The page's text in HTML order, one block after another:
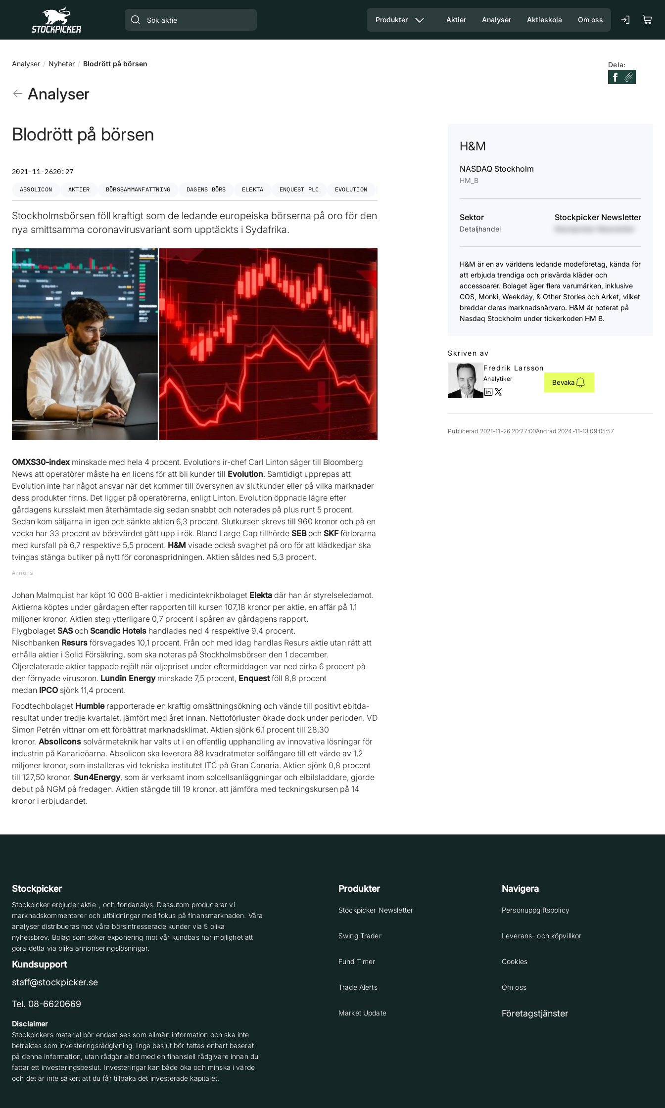
Gå till huvudinnehåll
Produkter Aktier Analyser Aktieskola Om oss
Analyser Nyheter Blodrött på börsen Dela:
Analyser
Blodrött på börsen
2021-11-2620:27
ABSOLICON AKTIER BÖRSSAMMANFATTNING DAGENS BÖRS ELEKTA ENQUEST PLC EVOLUTION
Stockholmsbörsen föll kraftigt som de ledande europeiska börserna på oro för den
nya smittsamma coronavirusvariant som upptäckts i Sydafrika.
OMXS30-index minskade med hela 4 procent. Evolutions ir-chef Carl Linton säger till Bloomberg
News att operatörer måste ha en licens för att bli kunder till Evolution. Samtidigt upprepas att
Evolution inte har något ansvar när det kommer till översynen av slutkunder eller på vilka marknader
dess produkter finns. Det ligger på operatörerna, enligt Linton. Evolution öppnade lägre efter
gårdagens kursslakt men återhämtade sig sedan snabbt och noterades på plus runt 5 procent.
Sedan kom säljarna in igen och sänkte aktien 6,3 procent. Slutkursen skrevs till 960 kronor och på en
vecka har 33 procent av börsvärdet gått upp i rök. Bland Large Cap tillhörde SEBoch SKFförlorarna
med kursfall på 6,7 respektive 5,5 procent. H&M visade också svaghet på oro för att klädkedjan ska
tvingas stänga butiker på nytt för coronaspridningen. Aktien såldes ned 5,3 procent.
Annons
Johan Malmquist har köpt 10 000 B-aktier i medicinteknikbolaget Elekta där han är styrelseledamot.
Aktierna köptes under gårdagen efter rapporten till kursen 107,18 kronor per aktie, en affär på 1,1
miljoner kronor. Aktien steg ytterligare 0,7 procent i spåren av gårdagens rapport.
Flygbolaget SASoch Scandic Hotels handlades ned 4 respektive 9,4 procent.
Nischbanken Resurs försvagades 10,1 procent. Från och med idag handlas Resurs aktie utan rätt att
erhålla aktier i Solid Försäkring, som ska noteras på Stockholmsbörsen den 1 december.
Oljerelaterade aktier tappade rejält när oljepriset under eftermiddagen var ned cirka 6 procent på
den förnyade virusoron. Lundin Energyminskade 7,5 procent, Enquestföll 8,8 procent
medan IPCO sjönk 11,4 procent.
Foodtechbolaget Humblerapporterade en kraftig omsättningsökning och vände till positivt ebitda-
resultat under tredje kvartalet, jämfört med året innan. Nettoförlusten ökade dock under perioden. VD
Simon Petrén vittnar om ett förbättrat marknadsklimat. Aktien sjönk 6,1 procent till 28,30
kronor. Absolicons solvärmeteknik har valts ut i en offentlig upphandling av innovativa lösningar för
industrin på Kanarieöarna. Absolicon ska leverera 88 kvadratmeter solfångare till ett värde av 1,2
miljoner kronor, som installeras vid tekniska institutet ITC på Gran Canaria. Aktien sjönk 0,8 procent
till 127,50 kronor. Sun4Energy, som är verksamt inom solcellsanläggningar och elbilsladdare, gjorde
debut på NGM på fredagen. Aktien stängde till 19 kronor, att jämföra med teckningskursen på 14
kronor i erbjudandet.
H&M
NASDAQ Stockholm
HM_B
Sektor
Detaljhandel
Stockpicker Newsletter
H&M är en av världens ledande modeföretag, kända för
att erbjuda trendiga och prisvärda kläder och
accessoarer. Bolaget äger flera varumärken, inklusive
COS, Monki, Weekday, & Other Stories och Arket, vilket
breddar deras marknadsnärvaro. H&M är noterat på
Nasdaq Stockholm under tickerkoden HM B.​
Skriven av
Fredrik Larsson
Analytiker Bevaka
Publicerad 2021-11-26 20:27:00Ändrad 2024-11-13 09:05:57
Stockpicker
Stockpicker erbjuder aktie-, och fondanalys. Dessutom producerar vi
marknadskommentarer och utbildningar med fokus på finansmarknaden. Våra
analyser distribueras mot våra börsintresserade kunder via 5 olika
nyhetsbrev. Bolag som söker exponering mot vår kundbas har möjlighet att
göra detta via olika annonseringslösningar.
Kundsupport
staff@stockpicker.se
Tel. 08-6620669
Disclaimer
Stockpickers material bör endast ses som allmän information och ska inte
betraktas som investeringsrådgivning. Inga beslut bör fattas enbart baserat
på denna information, utan rådgör alltid med en finansiell rådgivare innan du
fattar ett investeringsbeslut. Investeringar kan både öka och minska i värde
och det är inte säkert att du får tillbaka det investerade kapitalet.
Produkter
Stockpicker Newsletter
Swing Trader
Fund Timer
Trade Alerts
Market Update
Navigera
Personuppgiftspolicy
Leverans- och köpvillkor
Cookies
Om oss
Företagstjänster